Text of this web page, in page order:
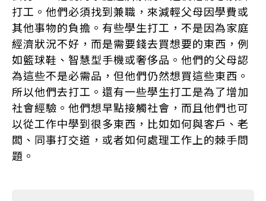
打工。他們必須找到兼職，來減輕父母因學費或
其他事物的負擔。有些學生打工，不是因為家庭
經濟狀況不好，而是需要錢去買想要的東西，例
如籃球鞋、智慧型手機或奢侈品。他們的父母認
為這些不是必需品，但他們仍然想買這些東西。
所以他們去打工。還有一些學生打工是為了增加
社會經驗。他們想早點接觸社會，而且他們也可
以從工作中學到很多東西，比如如何與客戶、老
闆、同事打交道，或者如何處理工作上的棘手問
題。